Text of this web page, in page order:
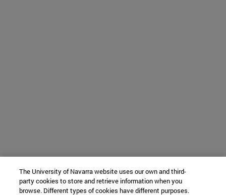
The University of Navarra website uses our own and third-
party cookies to store and retrieve information when you
browse. Different types of cookies have different purposes.